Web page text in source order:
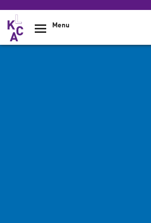
Overslaan en naar de inhoud gaan
Menu